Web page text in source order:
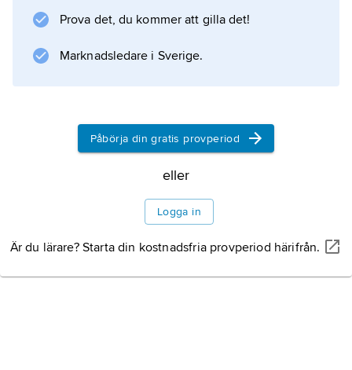
som föreställer en neutral situation och första
stimulus är en hotfull karaktär kan man
studera hur iakttagaren påverkas av hotbilden
Information om artikeln
Prova det, du kommer att gilla det!
Marknadsledare i Sverige.
Påbörja din gratis provperiod
eller
Logga in
Är du lärare? Starta din kostnadsfria provperiod härifrån.